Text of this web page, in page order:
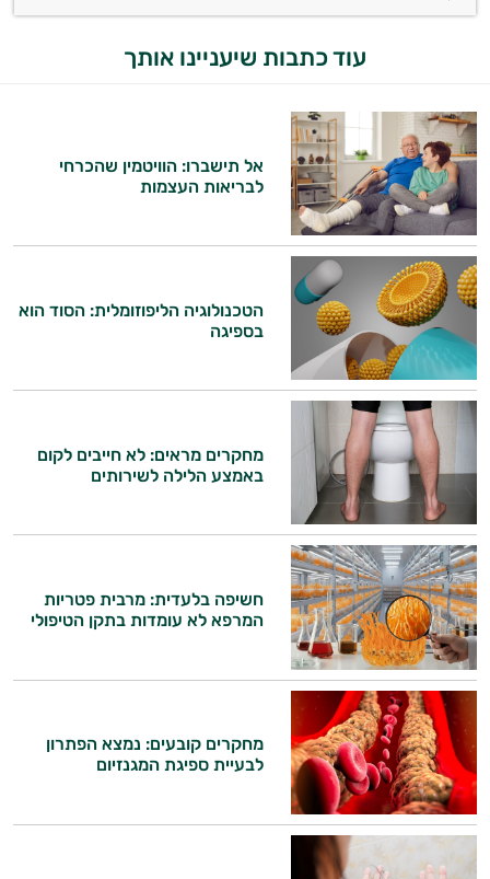
סידן
פרוביוטיקה
אבץ
תוספים לילדים
רימונים
ג׳ינסנג
ויטמין K
זעפרן
מורינגה
עוד כתבות שיעניינו אותך
אל תישברו: הוויטמין שהכרחי
לבריאות העצמות
הטכנולוגיה הליפוזומלית: הסוד הוא
בספיגה
מחקרים מראים: לא חייבים לקום
באמצע הלילה לשירותים
חשיפה בלעדית: מרבית פטריות
המרפא לא עומדות בתקן הטיפולי
מחקרים קובעים: נמצא הפתרון
לבעיית ספיגת המגנזיום